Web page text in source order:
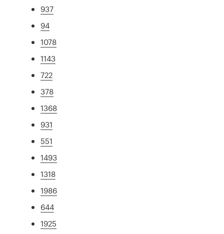
937
94
1078
1143
722
378
1368
931
551
1493
1318
1986
644
1925